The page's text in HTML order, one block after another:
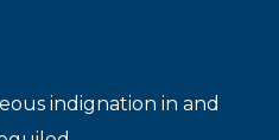
indignation in and